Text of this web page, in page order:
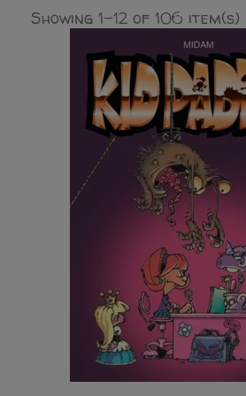
Showing 1-12 of 106 item(s)